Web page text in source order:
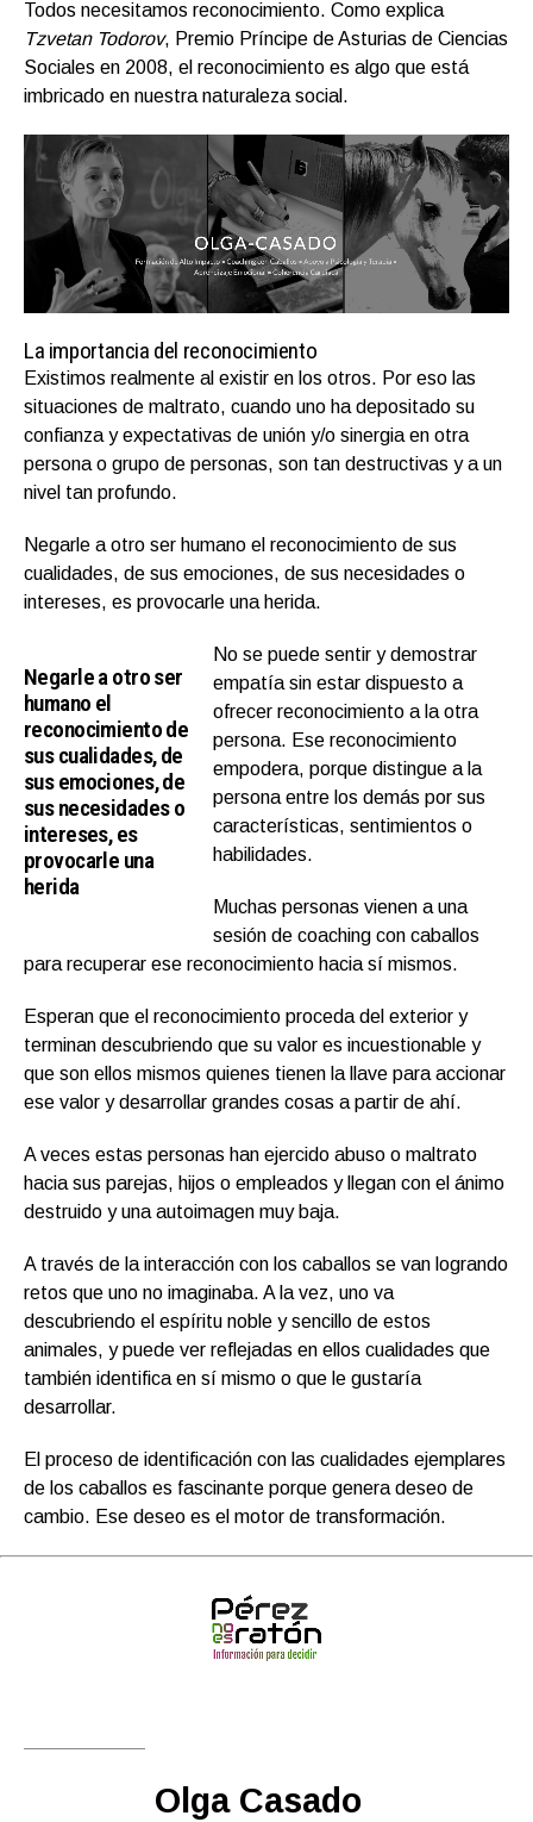
Todos necesitamos reconocimiento. Como explica
Tzvetan Todorov, Premio Príncipe de Asturias de Ciencias
Sociales en 2008, el reconocimiento es algo que está
imbricado en nuestra naturaleza social.
La importancia del reconocimiento
Existimos realmente al existir en los otros. Por eso las
situaciones de maltrato, cuando uno ha depositado su
confianza y expectativas de unión y/o sinergia en otra
persona o grupo de personas, son tan destructivas y a un
nivel tan profundo.
Negarle a otro ser humano el reconocimiento de sus
cualidades, de sus emociones, de sus necesidades o
intereses, es provocarle una herida.
Negarle a otro ser
humano el
reconocimiento de
sus cualidades, de
sus emociones, de
sus necesidades o
intereses, es
provocarle una
herida
No se puede sentir y demostrar
empatía sin estar dispuesto a
ofrecer reconocimiento a la otra
persona. Ese reconocimiento
empodera, porque distingue a la
persona entre los demás por sus
características, sentimientos o
habilidades.
Muchas personas vienen a una
sesión de coaching con caballos
para recuperar ese reconocimiento hacia sí mismos.
Esperan que el reconocimiento proceda del exterior y
terminan descubriendo que su valor es incuestionable y
que son ellos mismos quienes tienen la llave para accionar
ese valor y desarrollar grandes cosas a partir de ahí.
A veces estas personas han ejercido abuso o maltrato
hacia sus parejas, hijos o empleados y llegan con el ánimo
destruido y una autoimagen muy baja.
A través de la interacción con los caballos se van logrando
retos que uno no imaginaba. A la vez, uno va
descubriendo el espíritu noble y sencillo de estos
animales, y puede ver reflejadas en ellos cualidades que
también identifica en sí mismo o que le gustaría
desarrollar.
El proceso de identificación con las cualidades ejemplares
de los caballos es fascinante porque genera deseo de
cambio. Ese deseo es el motor de transformación.
Olga Casado